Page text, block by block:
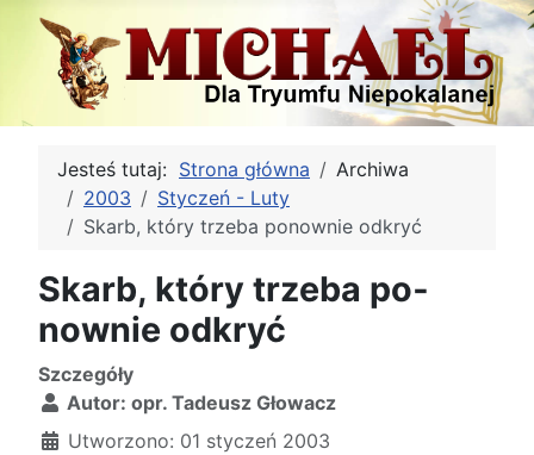
Jesteś tutaj: Strona główna
Archiwa
2003
Styczeń - Luty
Skarb, który trzeba po­nownie od­kryć
Skarb, który trzeba po­
nownie od­kryć
Szczegóły
Autor: opr. Tadeusz Głowacz
Utworzono: 01 styczeń 2003